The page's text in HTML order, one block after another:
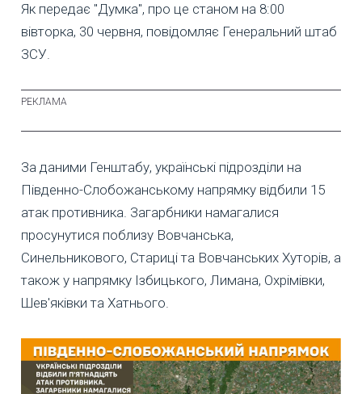
Як передає "Думка", про це станом на 8:00
вівторка, 30 червня, повідомляє Генеральний штаб
ЗСУ.
За даними Генштабу, українські підрозділи на
Південно-Слобожанському напрямку відбили 15
атак противника. Загарбники намагалися
просунутися поблизу Вовчанська,
Синельникового, Стариці та Вовчанських Хуторів, а
також у напрямку Ізбицького, Лимана, Охрімівки,
Шев'яківки та Хатнього.